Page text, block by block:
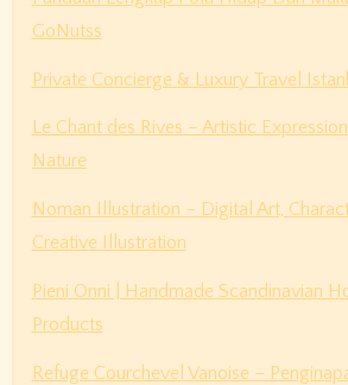
GoNutss
Private Concierge & Luxury Travel
Le Chant des Rives – Artistic
Nature
Noman Illustration – Digital Art,
Creative Illustration
Pieni Onni | Handmade Scandinavian
Products
Refuge Courchevel Vanoise –